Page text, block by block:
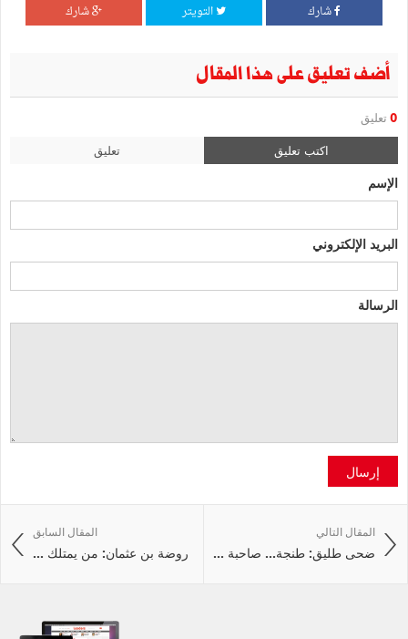
شارك التويتر شارك
أضف تعليق على هذا المقال
0 تعليق
اكتب تعليق تعليق
الإسم
البريد الإلكتروني
الرسالة
إرسال
المقال السابق
روضة بن عثمان: من يمتلك ...
المقال التالي
ضحى طليق: طنجة... صاحبة ...